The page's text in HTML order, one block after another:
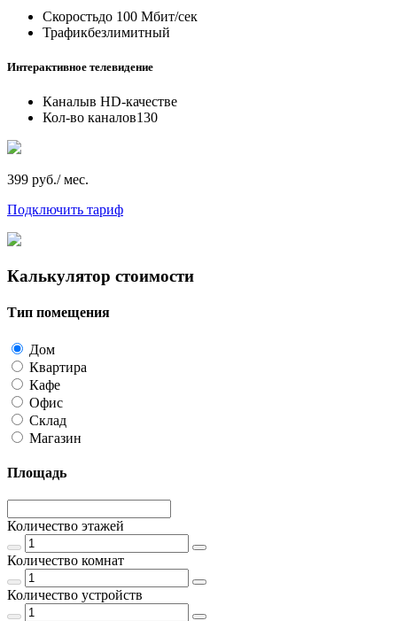
Скоростьдо 100 Мбит/сек
Трафикбезлимитный
Интерактивное телевидение
Каналыв HD-качестве
Кол-во каналов130
399 руб./ мес.
Подключить тариф
Калькулятор стоимости
Тип помещения
Дом
Квартира
Кафе
Офис
Склад
Магазин
Площадь
Количество этажей
Количество комнат
Количество устройств